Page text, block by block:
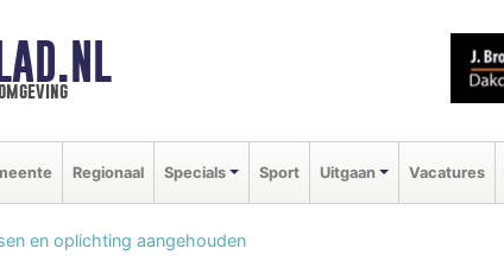
Regionaal Specials Sport Uitgaan Vacatures
en oplichting aangehouden